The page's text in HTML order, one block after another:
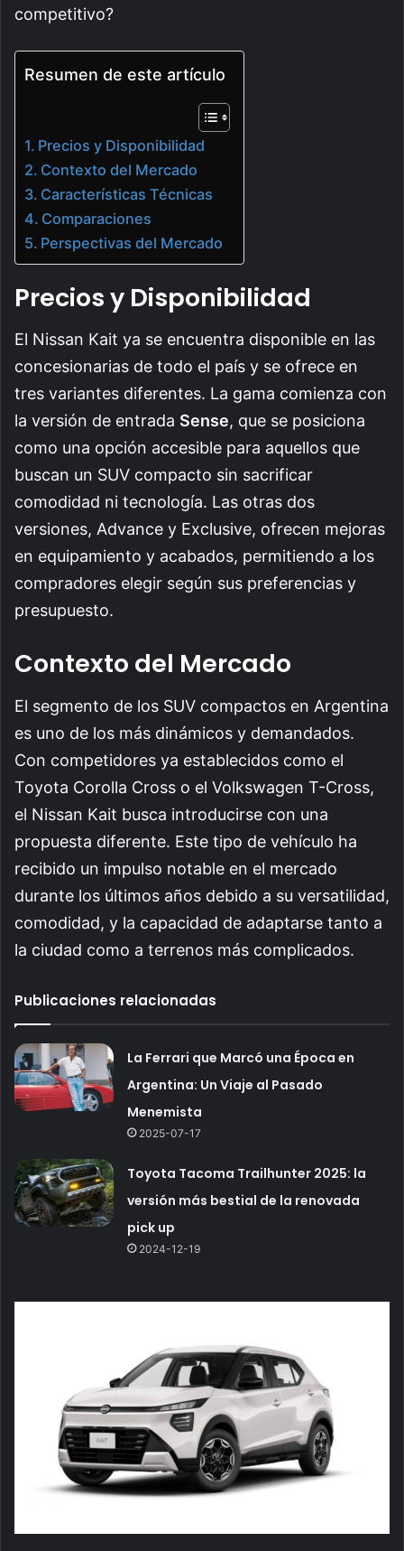
competitivo?
Resumen de este artículo
Precios y Disponibilidad
Contexto del Mercado
Características Técnicas
Comparaciones
Perspectivas del Mercado
Precios y Disponibilidad
El Nissan Kait ya se encuentra disponible en las
concesionarias de todo el país y se ofrece en
tres variantes diferentes. La gama comienza con
la versión de entrada Sense, que se posiciona
como una opción accesible para aquellos que
buscan un SUV compacto sin sacrificar
comodidad ni tecnología. Las otras dos
versiones, Advance y Exclusive, ofrecen mejoras
en equipamiento y acabados, permitiendo a los
compradores elegir según sus preferencias y
presupuesto.
Contexto del Mercado
El segmento de los SUV compactos en Argentina
es uno de los más dinámicos y demandados.
Con competidores ya establecidos como el
Toyota Corolla Cross o el Volkswagen T-Cross,
el Nissan Kait busca introducirse con una
propuesta diferente. Este tipo de vehículo ha
recibido un impulso notable en el mercado
durante los últimos años debido a su versatilidad,
comodidad, y la capacidad de adaptarse tanto a
la ciudad como a terrenos más complicados.
Publicaciones relacionadas
La Ferrari que Marcó una Época en
Argentina: Un Viaje al Pasado
Menemista
2025-07-17
Toyota Tacoma Trailhunter 2025: la
versión más bestial de la renovada
pick up
2024-12-19